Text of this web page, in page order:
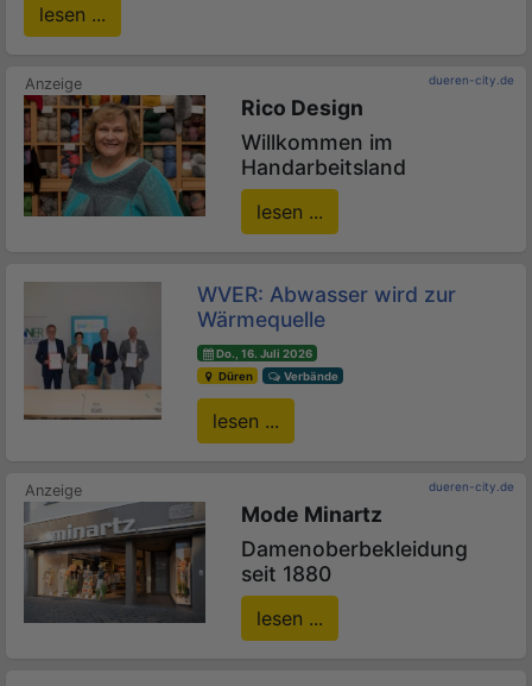
lesen ...
dueren-city.de
Rico Design
Willkommen im
Handarbeitsland
lesen ...
WVER: Abwasser wird zur
Wärmequelle
Do., 16. Juli 2026
Düren
Verbände
lesen ...
dueren-city.de
Mode Minartz
Damenoberbekleidung
seit 1880
lesen ...